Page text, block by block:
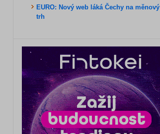
EURO: Nový web láká Čechy na měnový
trh